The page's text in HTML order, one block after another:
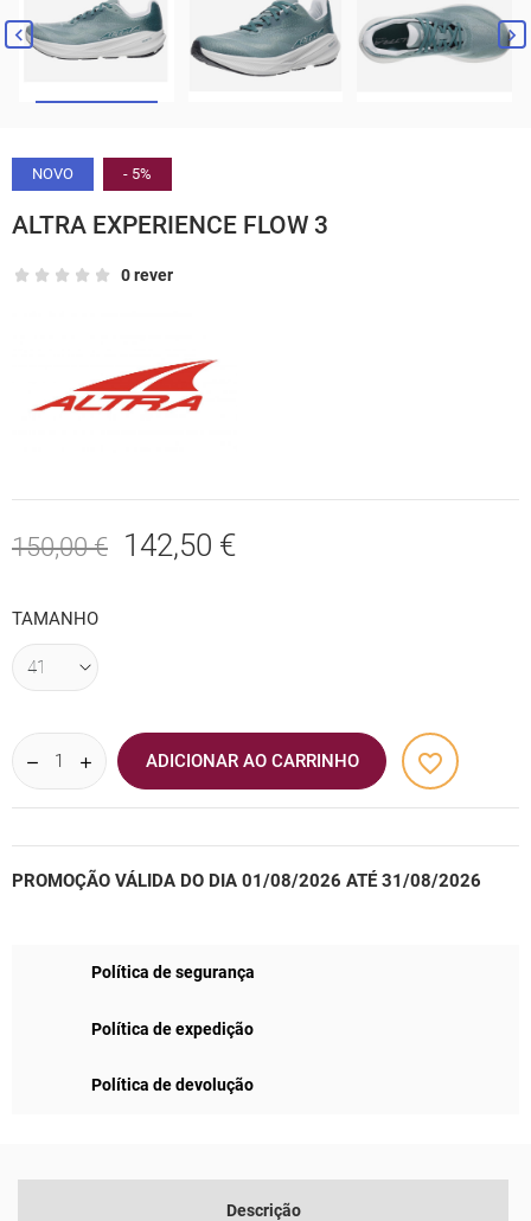
 
NOVO - 5%
ALTRA EXPERIENCE FLOW 3
0 rever
150,00 € 142,50 €
TAMANHO
ADICIONAR AO CARRINHO favorite_border
PROMOÇÃO VÁLIDA DO DIA 01/08/2026 ATÉ 31/08/2026
Política de segurança
Política de expedição
Política de devolução
Descrição